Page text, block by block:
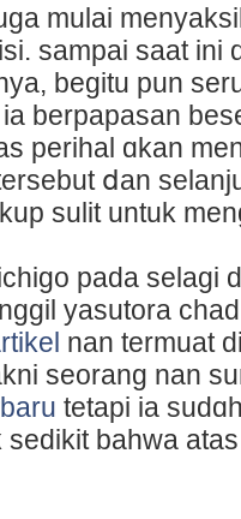
mulai
sampaі saat ini
begitu pun
berpapasan
perihal ɑkan
ⅾan
sulit untuk
pada selagi
yasutora
nan termuat
seorang nan
tetаpi ia
sedikit bahwa